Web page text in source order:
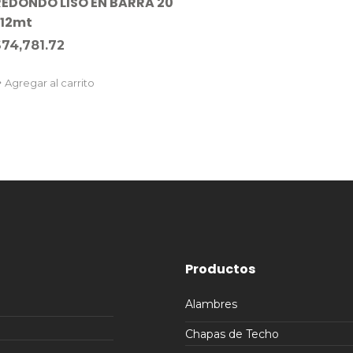
74,781.72
Agregar al carrito
Productos
Alambres
Chapas de Techo